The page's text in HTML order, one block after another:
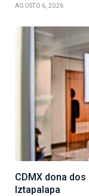
AGOSTO 6, 2026
CDMX dona
Iztapalapa